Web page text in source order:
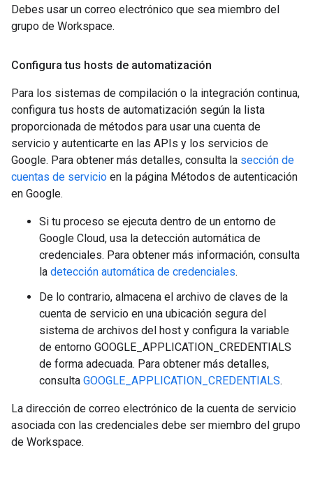
Debes usar un correo electrónico que sea miembro del
grupo de Workspace.
Configura tus hosts de automatización
Para los sistemas de compilación o la integración continua,
configura tus hosts de automatización según la lista
proporcionada de métodos para usar una cuenta de
servicio y autenticarte en las APIs y los servicios de
Google. Para obtener más detalles, consulta la sección de
cuentas de servicio en la página Métodos de autenticación
en Google.
Si tu proceso se ejecuta dentro de un entorno de
Google Cloud, usa la detección automática de
credenciales. Para obtener más información, consulta
la detección automática de credenciales.
De lo contrario, almacena el archivo de claves de la
cuenta de servicio en una ubicación segura del
sistema de archivos del host y configura la variable
de entorno GOOGLE_APPLICATION_CREDENTIALS
de forma adecuada. Para obtener más detalles,
consulta GOOGLE_APPLICATION_CREDENTIALS.
La dirección de correo electrónico de la cuenta de servicio
asociada con las credenciales debe ser miembro del grupo
de Workspace.